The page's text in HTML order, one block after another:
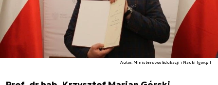
Autor. Ministerstwo Edukacji i Nauki [gov.pl]